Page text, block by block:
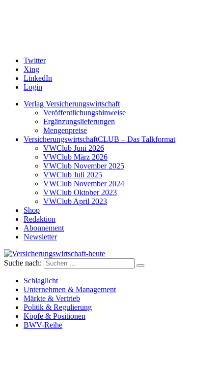
Twitter
Xing
LinkedIn
Login
Verlag Versicherungswirtschaft
Veröffentlichungshinweise
Ergänzungslieferungen
Mengenpreise
VersicherungswirtschaftCLUB – Das Talkformat
VWClub Juni 2026
VWClub März 2026
VWClub November 2025
VWClub Juli 2025
VWClub November 2024
VWClub Oktober 2023
VWClub April 2023
Shop
Redaktion
Abonnement
Newsletter
Versicherungswirtschaft-heute
Suche nach:
Schlaglicht
Unternehmen & Management
Märkte & Vertrieb
Politik & Regulierung
Köpfe & Positionen
BWV-Reihe